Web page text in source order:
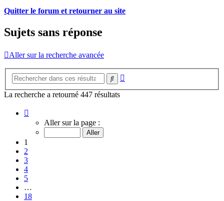
Quitter le forum et retourner au site
Sujets sans réponse
Aller sur la recherche avancée
Rechercher
La recherche a retourné 447 résultats
sur
Aller sur la page :
1
2
3
4
5
…
18